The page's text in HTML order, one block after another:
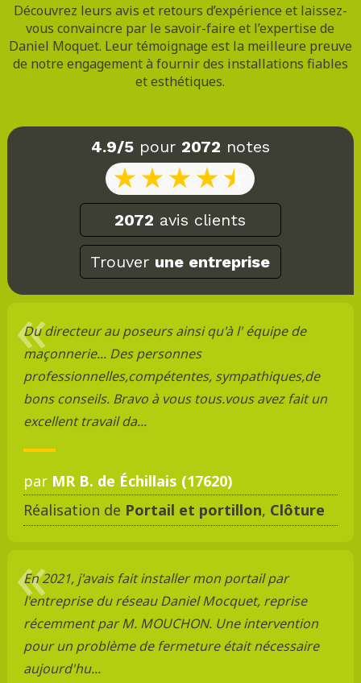
Découvrez leurs avis et retours d’expérience et laissez-
vous convaincre par le savoir-faire et l’expertise de
Daniel Moquet. Leur témoignage est la meilleure preuve
de notre engagement à fournir des installations fiables
et esthétiques.
4.9/5pour 2072 notes
2072 avis clients
Trouver une entreprise
Du directeur au poseurs ainsi qu'à l' équipe de
maçonnerie... Des personnes
professionnelles,compétentes, sympathiques,de
bons conseils. Bravo à vous tous.vous avez fait un
excellent travail da...
par MR B. de Échillais (17620)
Réalisation de Portail et portillon, Clôture
En 2021, j'avais fait installer mon portail par
l'entreprise du réseau Daniel Mocquet, reprise
récemment par M. MOUCHON. Une intervention
pour un problème de fermeture était nécessaire
aujourd'hu...